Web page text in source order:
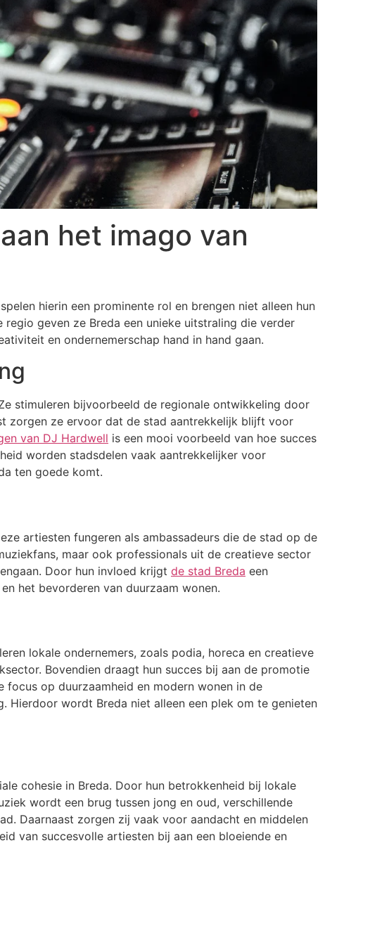
het imago van
hierin een prominente rol en brengen niet alleen hun
geven ze Breda een unieke uitstraling die verder
en ondernemerschap hand in hand gaan.
stimuleren bijvoorbeeld de regionale ontwikkeling door
zorgen ze ervoor dat de stad aantrekkelijk blijft voor
van DJ Hardwell is een mooi voorbeeld van hoe succes
worden stadsdelen vaak aantrekkelijker voor
ten goede komt.
artiesten fungeren als ambassadeurs die de stad op de
maar ook professionals uit de creatieve sector
Door hun invloed krijgt de stad Breda een
het bevorderen van duurzaam wonen.
lokale ondernemers, zoals podia, horeca en creatieve
Bovendien draagt hun succes bij aan de promotie
op duurzaamheid en modern wonen in de
Hierdoor wordt Breda niet alleen een plek om te genieten
cohesie in Breda. Door hun betrokkenheid bij lokale
wordt een brug tussen jong en oud, verschillende
Daarnaast zorgen zij vaak voor aandacht en middelen
van succesvolle artiesten bij aan een bloeiende en